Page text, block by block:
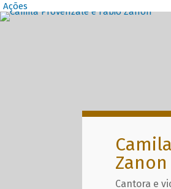
Ações
Zanon
Cantora e